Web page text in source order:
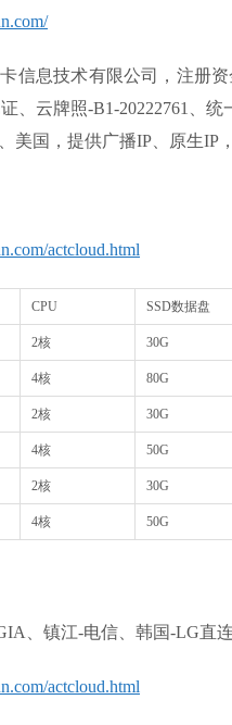
信息技术有限公司，注册
、云牌照-B1-20222761、
美国，提供广播IP、原生IP
actcloud.html
CPU SSD数据盘
2核 30G
4核 80G
2核 30G
4核 50G
2核 30G
4核 50G
、镇江-电信、韩国-LG直
actcloud.html